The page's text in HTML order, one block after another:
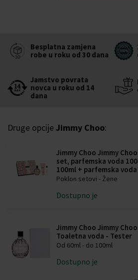
Besplatna zamjena
robe u roku od 30 dana
Jamstvo povrata
novca u roku od 14
dana
Druge opcijeJimmy Choo:
Jimmy Choo Jimmy
set, parfemska voda
100ml + parfemska
Poklon setovi - Žene
Dostupno je
Jimmy Choo Jimmy
Toaletna voda - Tester
Od 60ml - do 100ml
Dostupno je